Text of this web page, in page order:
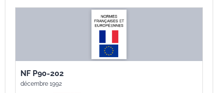
NF P90-202
décembre 1992